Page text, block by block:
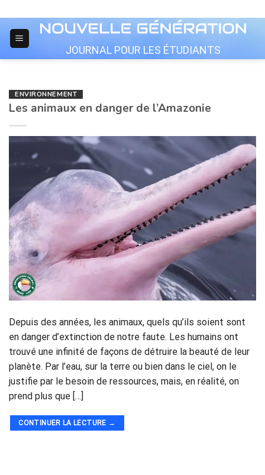
to
content
JOURNAL POUR LES ÉTUDIANTS
ENVIRONNEMENT
Les animaux en danger de l’Amazonie
Depuis des années, les animaux, quels qu’ils soient sont
en danger d’extinction de notre faute. Les humains ont
trouvé une infinité de façons de détruire la beauté de leur
planète. Par l’eau, sur la terre ou bien dans le ciel, on le
justifie par le besoin de ressources, mais, en réalité, on
prend plus que […]
CONTINUER LA LECTURE →